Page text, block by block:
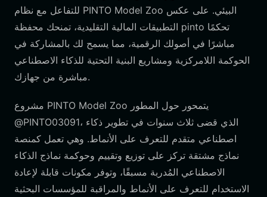
للتفاعل مع نظام PINTO Model Zoo البيئي. على عكس
التطبيقات المالية التقليدية، تمنحك محفظة pinto تحكمًا
مباشرًا في أصولك الرقمية، مما يسمح لك بالمشاركة في
الحوكمة اللامركزية ومشاريع البنية التحتية للذكاء الاصطناعي
مباشرة من جهازك.
مشروع PINTO Model Zoo يتمحور حول المطور
@PINTO03091، الذي قضى ثلاث سنوات في تطوير ذكاء
اصطناعي متقدم للتعرف على الأنماط. وهي تعمل كمنصة
نماذج مشتقة تركز على توزيع وتقييم وحوكمة نماذج الذكاء
الاصطناعي المُدربة مسبقًا، وتوفر مكونات قابلة لإعادة
الاستخدام للتعرف على الأنماط والمراقبة للمؤسسات البحثية